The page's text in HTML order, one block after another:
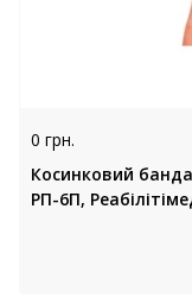
0 грн.
Косинковий
РП-6П,